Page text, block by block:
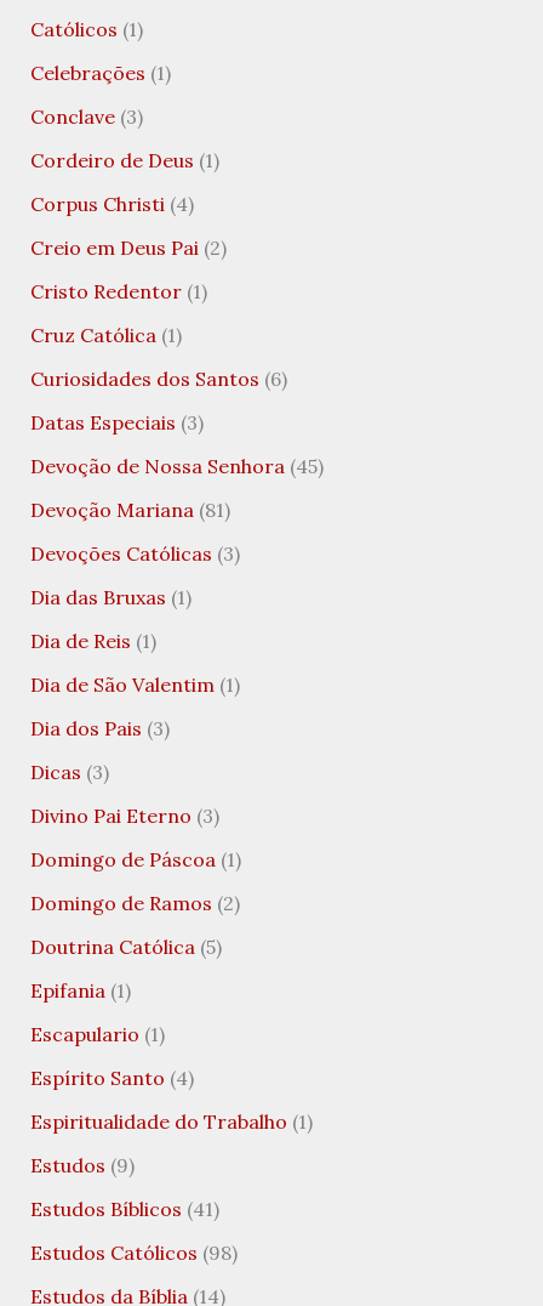
Católicos (1)
Celebrações (1)
Conclave(3)
Cordeiro de Deus (1)
Corpus Christi (4)
Creio em Deus Pai (2)
Cristo Redentor(1)
Cruz Católica (1)
Curiosidades dos Santos (6)
Datas Especiais (3)
Devoção de Nossa Senhora (45)
Devoção Mariana (81)
Devoções Católicas (3)
Dia das Bruxas (1)
Dia de Reis (1)
Dia de São Valentim (1)
Dia dos Pais (3)
Dicas (3)
Divino Pai Eterno (3)
Domingo de Páscoa (1)
Domingo de Ramos (2)
Doutrina Católica (5)
Epifania (1)
Escapulario (1)
Espírito Santo (4)
Espiritualidade do Trabalho (1)
Estudos (9)
Estudos Bíblicos (41)
Estudos Católicos (98)
Estudos da Bíblia (14)